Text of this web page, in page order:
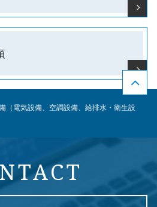
（電気設備、空調設備、給排水・衛生設